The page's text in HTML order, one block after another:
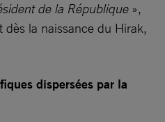
de la République »,
dès la naissance du Hirak,
dispersées par la